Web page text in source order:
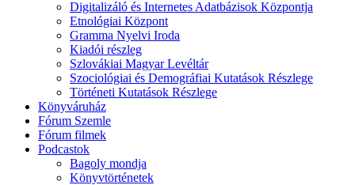
Digitalizáló és Internetes Adatbázisok Központja
Etnológiai Központ
Gramma Nyelvi Iroda
Kiadói részleg
Szlovákiai Magyar Levéltár
Szociológiai és Demográfiai Kutatások Részlege
Történeti Kutatások Részlege
Könyváruház
Fórum Szemle
Fórum filmek
Podcastok
Bagoly mondja
Könyvtörténetek